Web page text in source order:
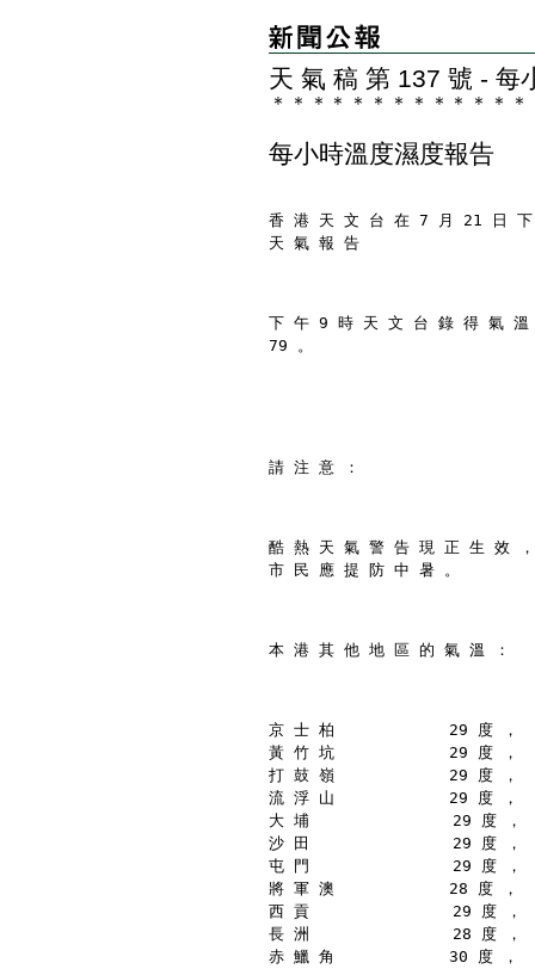
天 氣 稿 第 137 號 - 每
＊ ＊ ＊ ＊ ＊ ＊ ＊ ＊ ＊ ＊ ＊ ＊ ＊
每小時溫度濕度報告
香 港 天 文 台 在 7 月 21 日
天 氣 報 告
下 午 9 時 天 文 台 錄 得 氣
79 。
請 注 意 ：
酷 熱 天 氣 警 告 現 正 生 效
市 民 應 提 防 中 暑 。
本 港 其 他 地 區 的 氣 溫 ：
京 士 柏            29 度 ，
黃 竹 坑            29 度 ，
打 鼓 嶺            29 度 ，
流 浮 山            29 度 ，
大 埔               29 度 ，
沙 田               29 度 ，
屯 門               29 度 ，
將 軍 澳            28 度 ，
西 貢               29 度 ，
長 洲               28 度 ，
赤 鱲 角            30 度 ，